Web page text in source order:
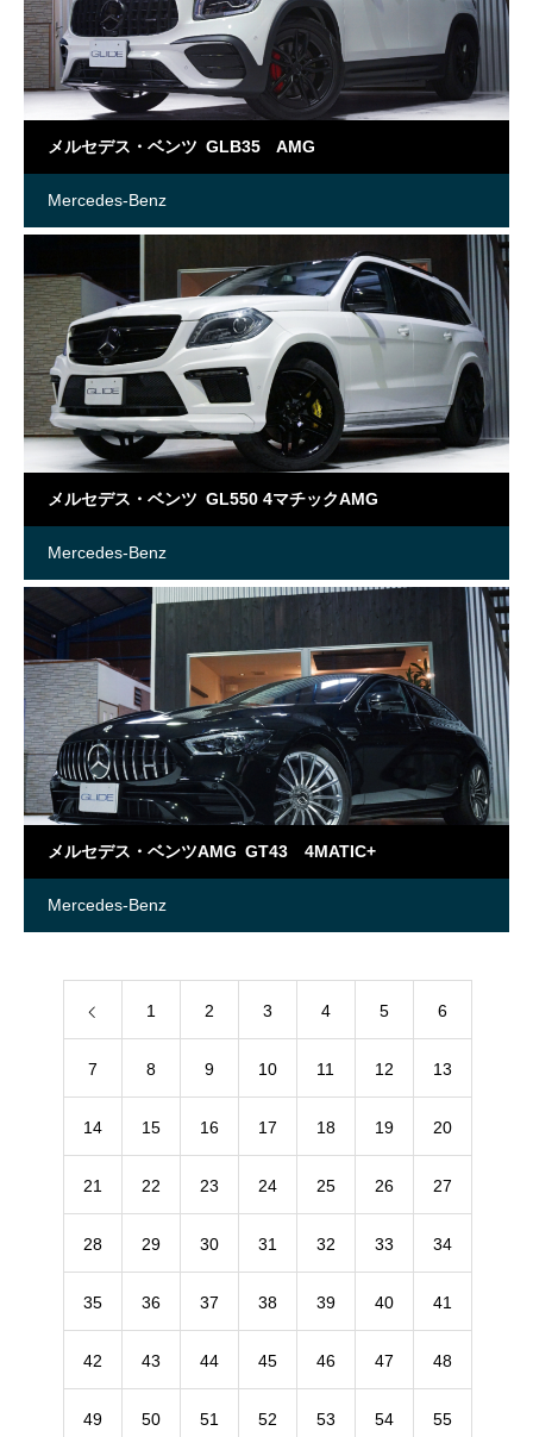
メルセデス・ベンツ GLB35 AMG
Mercedes-Benz
メルセデス・ベンツ GL550 4マチックAMG
Mercedes-Benz
メルセデス・ベンツAMG GT43 4MATIC+
Mercedes-Benz
1 2 3 4 5 6
7 8 9 10 11 12 13
14 15 16 17 18 19 20
21 22 23 24 25 26 27
28 29 30 31 32 33 34
35 36 37 38 39 40 41
42 43 44 45 46 47 48
49 50 51 52 53 54 55